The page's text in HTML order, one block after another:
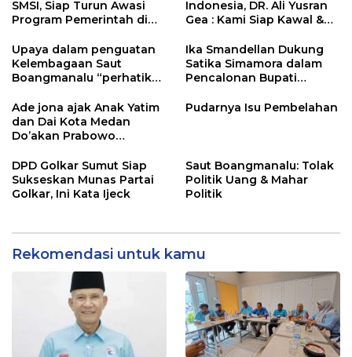
SMSI, Siap Turun Awasi
Program Pemerintah di
Indonesia, DR. Ali Yusran
Gea : Kami Siap Kawal &
Prabowo dan Menkeu
Purbaya
Upaya dalam penguatan
Kelembagaan Saut
Boangmanalu “perhatikan
Ika Smandellan Dukung
Satika Simamora dalam
Pencalonan Bupati
Ade jona ajak Anak Yatim
dan Dai Kota Medan
Do’akan Prabowo
Pudarnya Isu Pembelahan
DPD Golkar Sumut Siap
Sukseskan Munas Partai
Golkar, Ini Kata Ijeck
Saut Boangmanalu: Tolak
Politik Uang & Mahar
Politik
Rekomendasi untuk kamu